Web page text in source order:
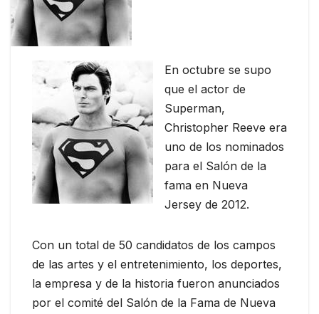
En octubre se supo
que el actor de
Superman,
Christopher Reeve era
uno de los nominados
para el Salón de la
fama en Nueva
Jersey de 2012.
Con un total de 50 candidatos de los campos
de las artes y el entretenimiento, los deportes,
la empresa y de la historia fueron anunciados
por el comité del Salón de la Fama de Nueva